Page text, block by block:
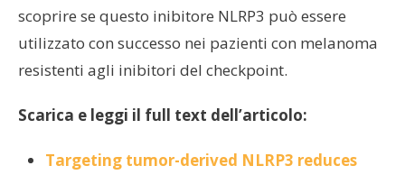
scoprire se questo inibitore NLRP3 può essere
utilizzato con successo nei pazienti con melanoma
resistenti agli inibitori del checkpoint.
Scarica e leggi il full text dell’articolo:
Targeting tumor-derived NLRP3 reduces